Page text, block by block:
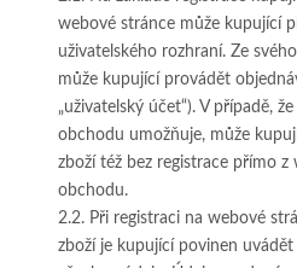
webové stránce může kupující
uživatelského rozhraní. Ze
může kupující provádět
„uživatelský účet“). V případě,
obchodu umožňuje, může
zboží též bez registrace přímo z
obchodu.
2.2. Při registraci na webové
zboží je kupující povinen